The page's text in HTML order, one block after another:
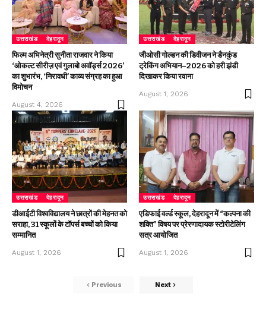
उत्तराखंड देहरादून
फिल्म अभिनेत्री सुनीता राजवार ने किया
‘ओकल्ट सीरीज़ एवं गुलाबो अवॉर्ड्स 2026’
का शुभारंभ, ‘निरावधी’ काव्य संग्रह का हुआ
विमोचन
August 4, 2026
उत्तराखंड देहरादून
जीओसी गोल्डन की डिवीजन ने डैनकुंड
ट्रेकिंग अभियान–2026 को हरी झंडी
दिखाकर किया रवाना
August 1, 2026
उत्तराखंड देहरादून
डीआईटी विश्वविद्यालय ने छात्रों की मेहनत को
सराहा, 31 स्कूलों के टॉपर्स बच्चों को किया
सम्मानित
August 1, 2026
उत्तराखंड देहरादून
एडिफाई वर्ल्ड स्कूल, देहरादून में “कल्पना की
शक्ति” विषय पर प्रेरणादायक स्टोरीटेलिंग
सत्र आयोजित
August 1, 2026
Previous Next